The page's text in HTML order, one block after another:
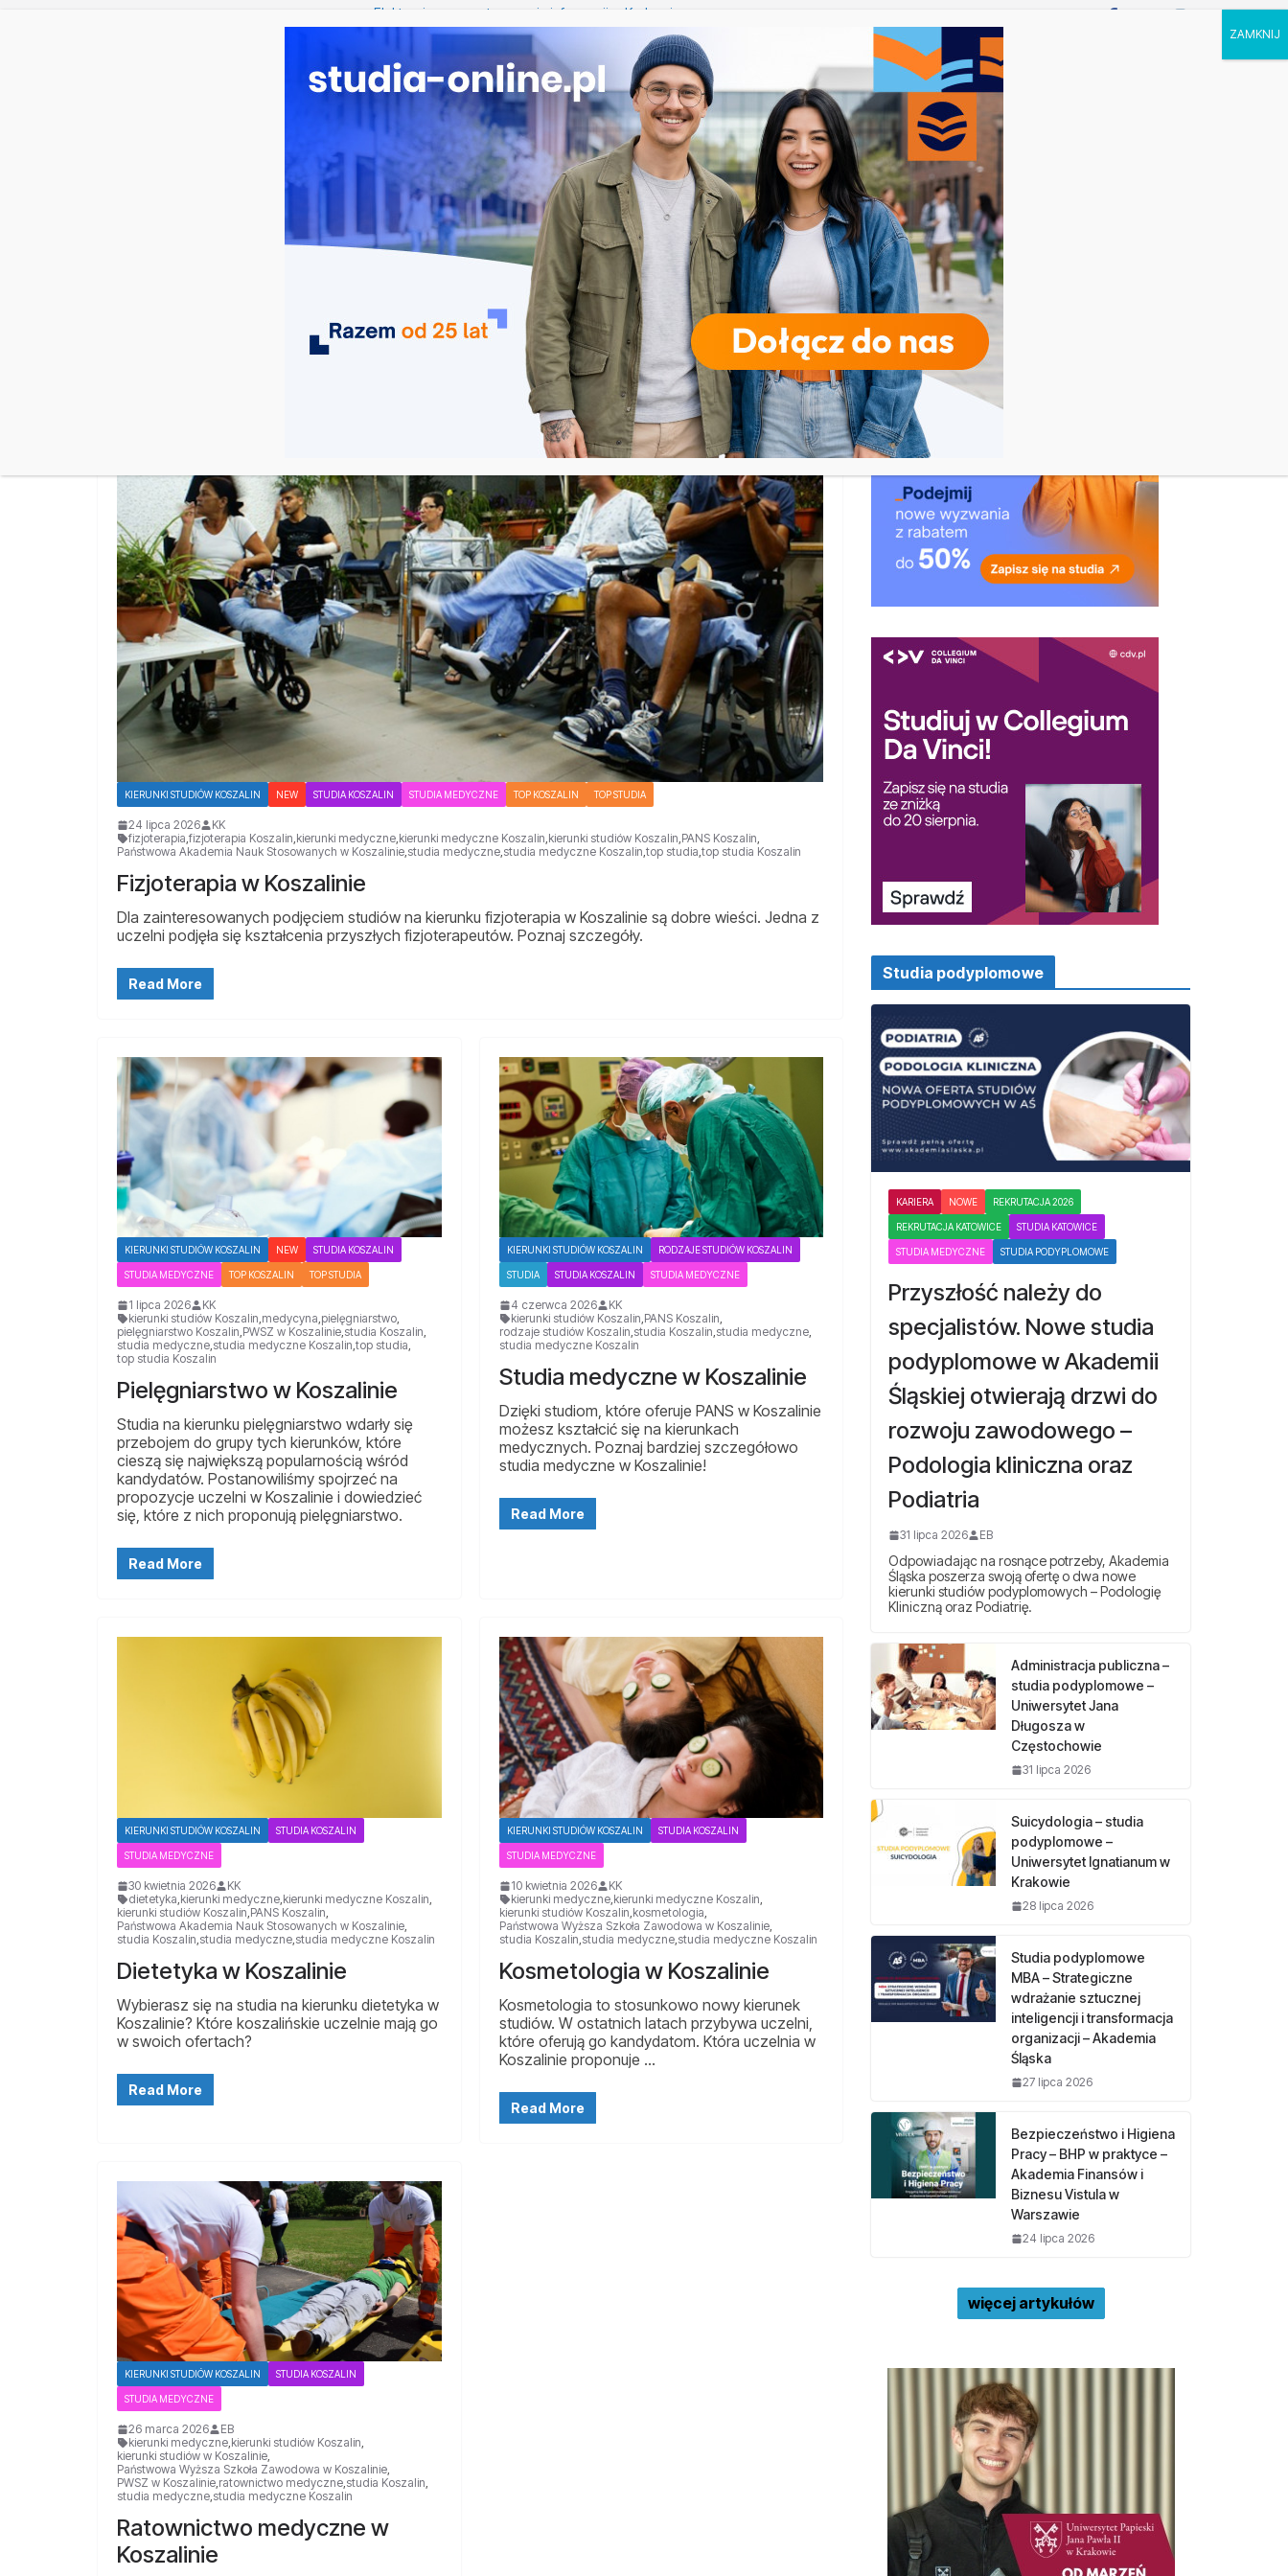
Prawo w Łomży
Pedagogika przedszkolna i wczesnoszkolna w Skierniewicach
Kosmetologia w Opolu
Logistyka – studia inżynierskie na Uniwersytecie Szczecińskim
UCZELNIE KIERUNKI RODZAJE STUDIÓW REKRUTACJA DRZWI OTWARTE TOP STUDIA KALENDARZ
studia medyczne Koszalin
KIERUNKI STUDIÓW KOSZALIN NEW STUDIA KOSZALIN STUDIA MEDYCZNE TOP KOSZALIN TOP STUDIA
24 lipca 2026
KK
fizjoterapia fizjoterapia Koszalin kierunki medyczne kierunki medyczne Koszalin kierunki studiów Koszalin PANS Koszalin
Państwowa Akademia Nauk Stosowanych w Koszalinie studia medyczne studia medyczne Koszalin top studia top studia Koszalin
Fizjoterapia w Koszalinie
Dla zainteresowanych podjęciem studiów na kierunku fizjoterapia w Koszalinie są dobre wieści. Jedna z
uczelni podjęła się kształcenia przyszłych fizjoterapeutów. Poznaj szczegóły.
Read More
KIERUNKI STUDIÓW KOSZALIN NEW STUDIA KOSZALIN
STUDIA MEDYCZNE TOP KOSZALIN TOP STUDIA
1 lipca 2026
KK
kierunki studiów Koszalin,medycyna,pielęgniarstwo,
pielęgniarstwo Koszalin,PWSZ w Koszalinie,studia Koszalin,
studia medyczne,studia medyczne Koszalin,top studia,
top studia Koszalin
Pielęgniarstwo w Koszalinie
Studia na kierunku pielęgniarstwo wdarły się
przebojem do grupy tych kierunków, które
cieszą się największą popularnością wśród
kandydatów. Postanowiliśmy spojrzeć na
propozycje uczelni w Koszalinie i dowiedzieć
się, które z nich proponują pielęgniarstwo.
Read More
KIERUNKI STUDIÓW KOSZALIN RODZAJE STUDIÓW KOSZALIN
STUDIA STUDIA KOSZALIN STUDIA MEDYCZNE
4 czerwca 2026
KK
kierunki studiów Koszalin,PANS Koszalin,
rodzaje studiów Koszalin,studia Koszalin,studia medyczne,
studia medyczne Koszalin
Studia medyczne w Koszalinie
Dzięki studiom, które oferuje PANS w Koszalinie
możesz kształcić się na kierunkach
medycznych. Poznaj bardziej szczegółowo
studia medyczne w Koszalinie!
Read More
KIERUNKI STUDIÓW KOSZALIN STUDIA KOSZALIN
STUDIA MEDYCZNE
30 kwietnia 2026
KK
dietetyka kierunki medyczne kierunki medyczne Koszalin
kierunki studiów Koszalin PANS Koszalin
Państwowa Akademia Nauk Stosowanych w Koszalinie
studia Koszalin studia medyczne studia medyczne Koszalin
Dietetyka w Koszalinie
Wybierasz się na studia na kierunku dietetyka w
Koszalinie? Które koszalińskie uczelnie mają go
w swoich ofertach?
Read More
KIERUNKI STUDIÓW KOSZALIN STUDIA KOSZALIN
STUDIA MEDYCZNE
10 kwietnia 2026
KK
kierunki medyczne, kierunki medyczne Koszalin
kierunki studiów Koszalin kosmetologia
Państwowa Wyższa Szkoła Zawodowa w Koszalinie,
studia Koszalin studia medyczne, studia medyczne Koszalin
Kosmetologia w Koszalinie
Kosmetologia to stosunkowo nowy kierunek
studiów. W ostatnich latach przybywa uczelni,
które oferują go kandydatom. Która uczelnia w
Koszalinie proponuje …
Read More
KIERUNKI STUDIÓW KOSZALIN STUDIA KOSZALIN
STUDIA MEDYCZNE
26 marca 2026
EB
kierunki medyczne kierunki studiów Koszalin
kierunki studiów w Koszalinie
Państwowa Wyższa Szkoła Zawodowa w Koszalinie
PWSZ w Koszalinie ratownictwo medyczne studia Koszalin
studia medyczne studia medyczne Koszalin
Ratownictwo medyczne w
Koszalinie
Studia podyplomowe
KARIERA NOWE REKRUTACJA 2026
REKRUTACJA KATOWICE STUDIA KATOWICE
STUDIA MEDYCZNE STUDIA PODYPLOMOWE
Przyszłość należy do
specjalistów. Nowe studia
podyplomowe w Akademii
Śląskiej otwierają drzwi do
rozwoju zawodowego –
Podologia kliniczna oraz
Podiatria
31 lipca 2026 EB
Odpowiadając na rosnące potrzeby, Akademia
Śląska poszerza swoją ofertę o dwa nowe
kierunki studiów podyplomowych – Podologię
Kliniczną oraz Podiatrię.
Administracja publiczna –
studia podyplomowe –
Uniwersytet Jana
Długosza w
Częstochowie
31 lipca 2026
Suicydologia – studia
podyplomowe –
Uniwersytet Ignatianum w
Krakowie
28 lipca 2026
Studia podyplomowe
MBA – Strategiczne
wdrażanie sztucznej
inteligencji i transformacja
organizacji – Akademia
Śląska
27 lipca 2026
Bezpieczeństwo i Higiena
Pracy – BHP w praktyce –
Akademia Finansów i
Biznesu Vistula w
Warszawie
24 lipca 2026
więcej artykułów